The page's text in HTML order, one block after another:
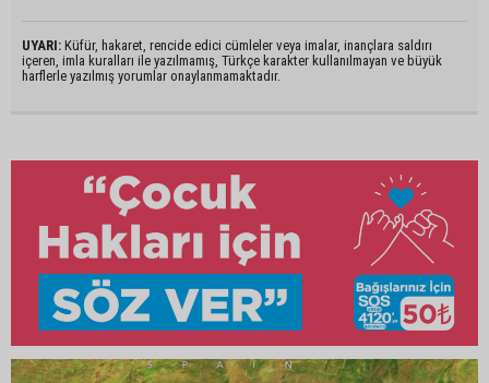
UYARI: Küfür, hakaret, rencide edici cümleler veya imalar, inançlara saldırı
içeren, imla kuralları ile yazılmamış, Türkçe karakter kullanılmayan ve büyük
harflerle yazılmış yorumlar onaylanmamaktadır.